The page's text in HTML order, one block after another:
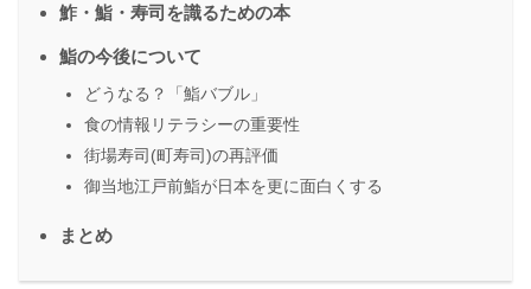
鮓・鮨・寿司を識るための本
鮨の今後について
どうなる？「鮨バブル」
食の情報リテラシーの重要性
街場寿司(町寿司)の再評価
御当地江戸前鮨が日本を更に面白くする
まとめ